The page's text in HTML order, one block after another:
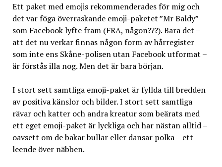
Ett paket med emojis rekommenderades för mig och
det var föga överraskande emoji-paketet ”Mr Baldy”
som Facebook lyfte fram (FRA, någon???). Bara det –
att det nu verkar finnas någon form av hårregister
som inte ens Skåne-polisen utan Facebook utformat –
är förstås illa nog. Men det är bara början.
I stort sett samtliga emoji-paket är fyllda till bredden
av positiva känslor och bilder. I stort sett samtliga
rävar och katter och andra kreatur som beärats med
ett eget emoji-paket är lyckliga och har nästan alltid –
oavsett om de bakar bullar eller dansar polka – ett
leende över näbben.